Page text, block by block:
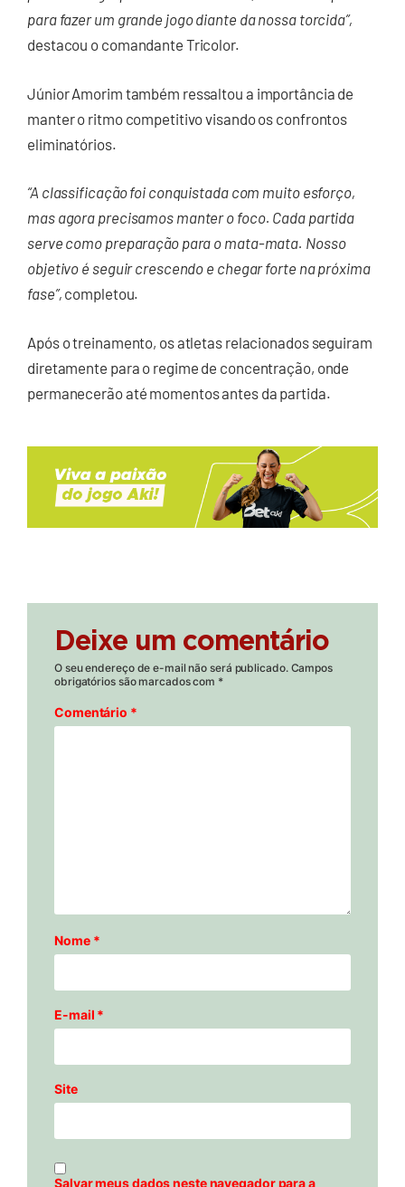
para fazer um grande jogo diante da nossa torcida”,
destacou o comandante Tricolor.
Júnior Amorim também ressaltou a importância de
manter o ritmo competitivo visando os confrontos
eliminatórios.
“A classificação foi conquistada com muito esforço,
mas agora precisamos manter o foco. Cada partida
serve como preparação para o mata-mata. Nosso
objetivo é seguir crescendo e chegar forte na próxima
fase”, completou.
Após o treinamento, os atletas relacionados seguiram
diretamente para o regime de concentração, onde
permanecerão até momentos antes da partida.
Deixe um comentário
O seu endereço de e-mail não será publicado. Campos
obrigatórios são marcados com *
Comentário *
Nome *
E-mail *
Site
Salvar meus dados neste navegador para a